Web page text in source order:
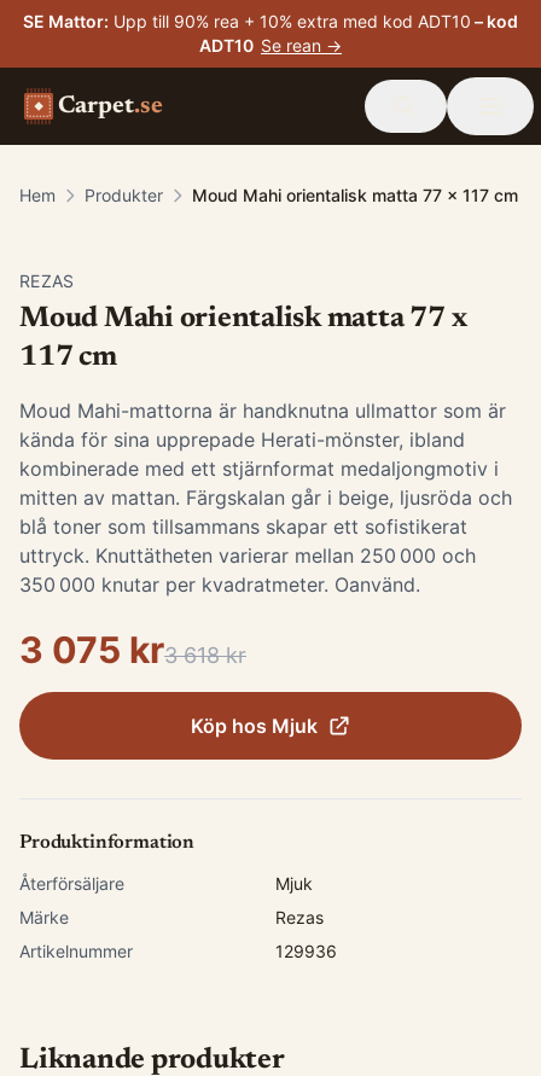
SE Mattor: Upp till 90% rea + 10% extra med kod ADT10 – kod
ADT10 Se rean →
Carpet.se
Hem Produkter Moud Mahi orientalisk matta 77 x 117 cm
REZAS
Moud Mahi orientalisk matta 77 x
117 cm
Moud Mahi-mattorna är handknutna ullmattor som är
kända för sina upprepade Herati-mönster, ibland
kombinerade med ett stjärnformat medaljongmotiv i
mitten av mattan. Färgskalan går i beige, ljusröda och
blå toner som tillsammans skapar ett sofistikerat
uttryck. Knuttätheten varierar mellan 250 000 och
350 000 knutar per kvadratmeter. Oanvänd.
3 075 kr3 618 kr
Köp hos Mjuk
Produktinformation
Återförsäljare
Mjuk
Märke
Rezas
Artikelnummer
129936
Liknande produkter